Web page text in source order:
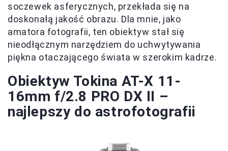
soczewek asferycznych, przekłada się na
doskonałą jakość obrazu. Dla mnie, jako
amatora fotografii, ten obiektyw stał się
nieodłącznym narzędziem do uchwytywania
piękna otaczającego świata w szerokim kadrze.
Obiektyw Tokina AT-X 11-
16mm f/2.8 PRO DX II –
najlepszy do astrofotografii